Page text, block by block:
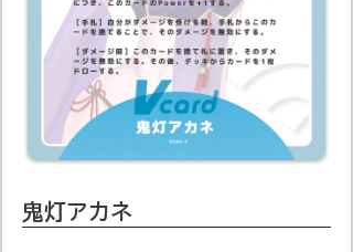
鬼灯アカネ